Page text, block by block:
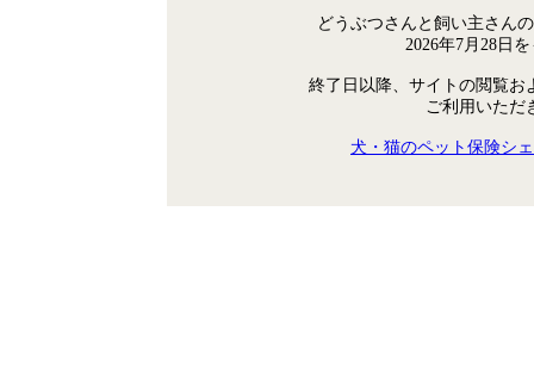
どうぶつさんと飼い主さん
2026年7月28日
終了日以降、サイトの閲覧お
ご利用いただ
犬・猫のペット保険シ